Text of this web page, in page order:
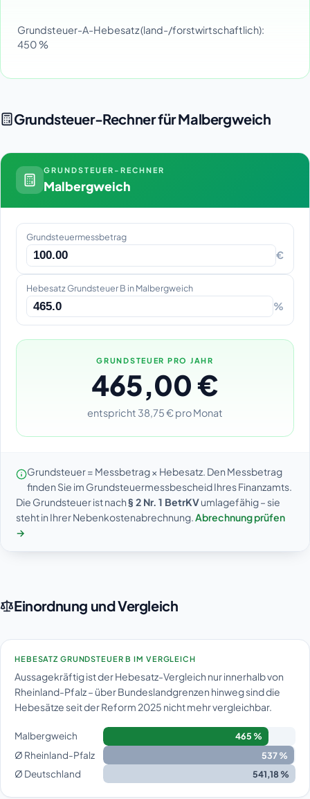
Grundsteuer-A-Hebesatz (land-/forstwirtschaftlich):
450 %
Grundsteuer-Rechner für Malbergweich
GRUNDSTEUER-RECHNER
Malbergweich
Grundsteuermessbetrag
€
Hebesatz Grundsteuer B in Malbergweich
%
GRUNDSTEUER PRO JAHR
465,00 €
entspricht 38,75 € pro Monat
Grundsteuer = Messbetrag × Hebesatz. Den Messbetrag
finden Sie im Grundsteuermessbescheid Ihres Finanzamts.
Die Grundsteuer ist nach§ 2 Nr. 1 BetrKVumlagefähig – sie
steht in Ihrer Nebenkostenabrechnung.Abrechnung prüfen
→
Einordnung und Vergleich
HEBESATZ GRUNDSTEUER B IM VERGLEICH
Aussagekräftig ist der Hebesatz-Vergleich nur innerhalb von
Rheinland-Pfalz – über Bundeslandgrenzen hinweg sind die
Hebesätze seit der Reform 2025 nicht mehr vergleichbar.
Malbergweich 465 %
Ø Rheinland-Pfalz 537 %
Ø Deutschland 541,18 %